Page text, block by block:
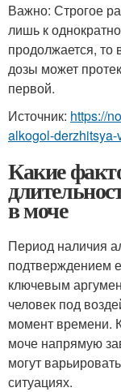
Важно: Строгое
лишь к
продолжается,
дозы может
первой.
Источник: https://
alkogol-
Какие
в моче
Период наличия
подтверждением
ключевым
человек под
момент времени.
моче напрямую
могут
ситуациях.